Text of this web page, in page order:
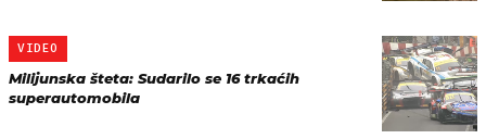
VIDEO
Milijunska šteta: Sudarilo se 16 trkaćih
superautomobila